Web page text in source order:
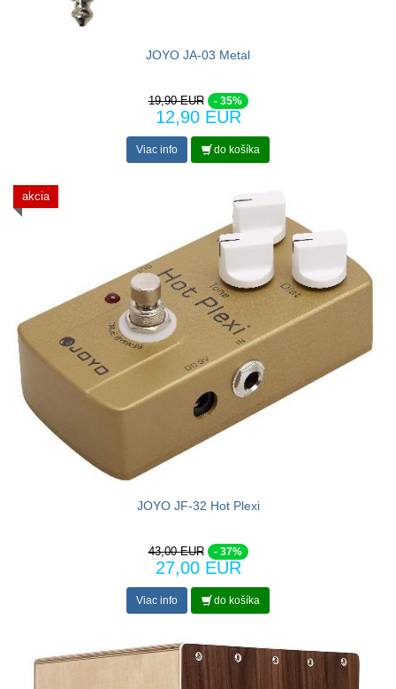
JOYO JA-03 Metal
19,90 EUR - 35%
12,90 EUR
Viac info do košíka
akcia
JOYO JF-32 Hot Plexi
43,00 EUR - 37%
27,00 EUR
Viac info do košíka